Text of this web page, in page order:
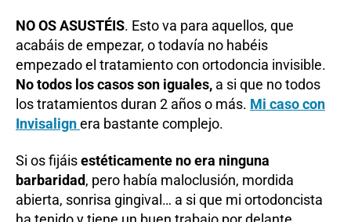
NO OS ASUSTÉIS. Esto va para aquellos, que
acabáis de empezar, o todavía no habéis
empezado el tratamiento con ortodoncia invisible.
No todos los casos son iguales, a si que no todos
los tratamientos duran 2 años o más. Mi caso con
Invisalignera bastante complejo.
Si os fijáisestéticamente no era ninguna
barbaridad, pero había maloclusión, mordida
abierta, sonrisa gingival… a si que mi ortodoncista